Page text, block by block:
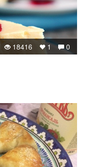
0
1
18416